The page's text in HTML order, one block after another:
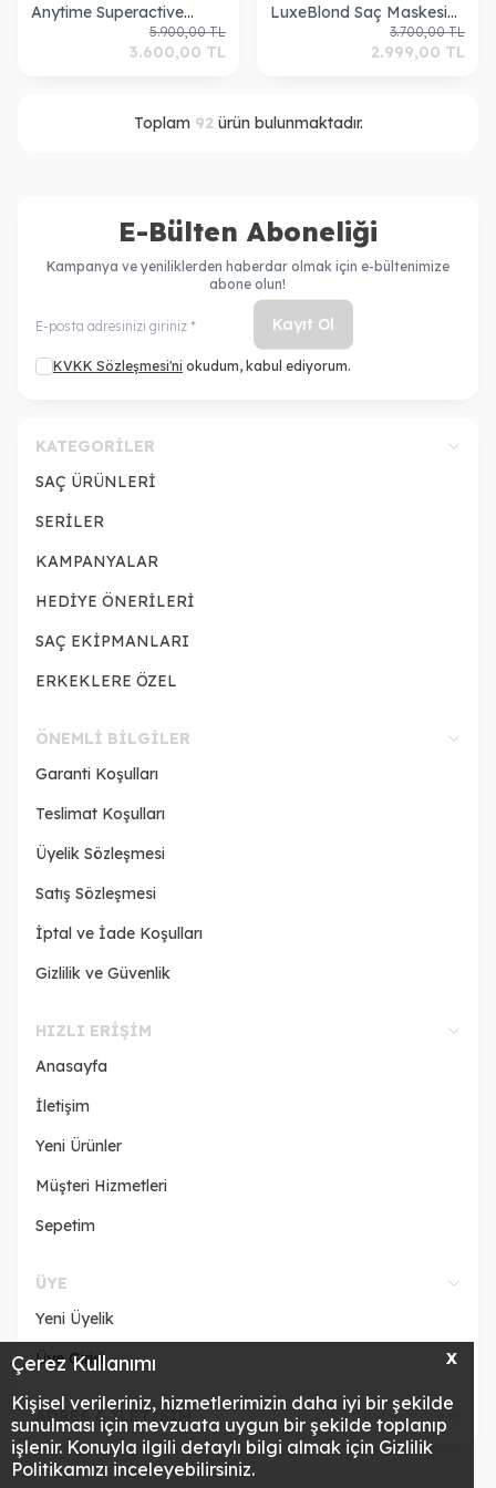
X
Çerez Kullanımı
Kişisel verileriniz, hizmetlerimizin daha iyi bir şekilde
sunulması için mevzuata uygun bir şekilde toplanıp
işlenir. Konuyla ilgili detaylı bilgi almak için Gizlilik
Politikamızı inceleyebilirsiniz.
Anytime Superactive
Dökülme Karşıtı Serum
5.900,00TL
3.600,00 TL
LuxeBlond Saç Maskesi
3.700,00TL
2.999,00 TL
Toplam 92 ürün bulunmaktadır.
E-Bülten Aboneliği
Kampanya ve yeniliklerden haberdar olmak için e-bültenimize
abone olun!
Kayıt Ol
KVKK Sözleşmesi'ni okudum, kabul ediyorum.
KATEGORILER
SAÇ ÜRÜNLERİ
SERİLER
KAMPANYALAR
HEDİYE ÖNERİLERİ
SAÇ EKİPMANLARI
ERKEKLERE ÖZEL
ÖNEMLI BILGILER
Garanti Koşulları
Teslimat Koşulları
Üyelik Sözleşmesi
Satış Sözleşmesi
İptal ve İade Koşulları
Gizlilik ve Güvenlik
HIZLI ERIŞIM
Anasayfa
İletişim
Yeni Ürünler
Müşteri Hizmetleri
Sepetim
ÜYE
Yeni Üyelik
Üye Girişi
ADRES & İLETİŞİM